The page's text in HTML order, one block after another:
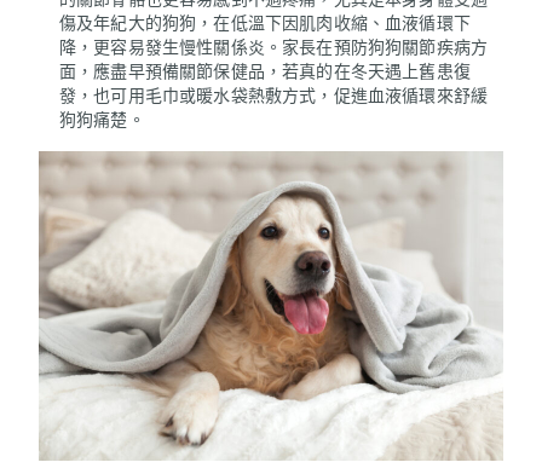
傷及年紀大的狗狗，在低溫下因肌肉收縮、血液循環下
降，更容易發生慢性關係炎。家長在預防狗狗關節疾病方
面，應盡早預備關節保健品，若真的在冬天遇上舊患復
發，也可用毛巾或暖水袋熱敷方式，促進血液循環來舒緩
狗狗痛楚。